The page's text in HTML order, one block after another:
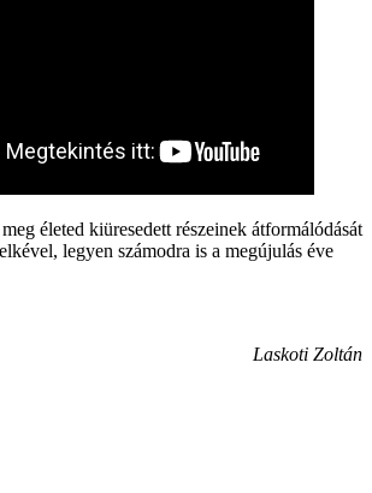
életed kiüresedett részeinek átformálódását
legyen számodra is a megújulás éve
Laskoti Zoltán